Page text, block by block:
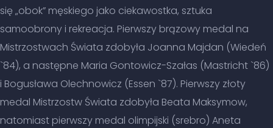
się „obok” męskiego jako ciekawostka, sztuka
samoobrony i rekreacja. Pierwszy brązowy medal na
Mistrzostwach Świata zdobyła Joanna Majdan (Wiedeń
`84), a następne Maria Gontowicz-Szałas (Mastricht `86)
i Bogusława Olechnowicz (Essen `87). Pierwszy złoty
medal Mistrzostw Świata zdobyła Beata Maksymow,
natomiast pierwszy medal olimpijski (srebro) Aneta